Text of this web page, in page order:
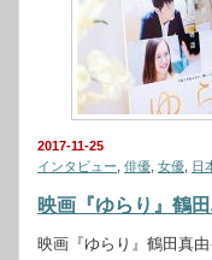
2017-11-25
インタビュー 俳優 女優 日
映画『ゆらり』鶴
映画『ゆらり』鶴田真